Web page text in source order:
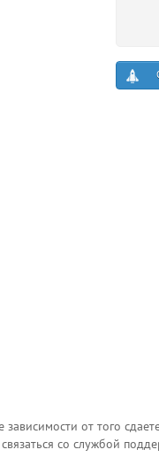
от того
со службой